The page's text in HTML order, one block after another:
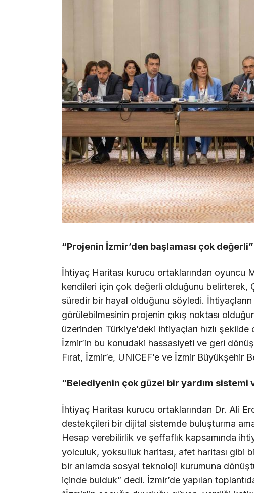
“Projenin İzmir’den başlaması çok değerli”
İhtiyaç Haritası kurucu ortaklarından oyuncu
kendileri için çok değerli olduğunu belirterek,
süredir bir hayal olduğunu söyledi.
görülebilmesinin projenin çıkış noktası
üzerinden Türkiye’deki ihtiyaçları hızlı
İzmir’in bu konudaki hassasiyeti ve geri
Fırat, İzmir’e, UNICEF’e ve İzmir Büyükşehir
“Belediyenin çok güzel bir yardım sistemi
İhtiyaç Haritası kurucu ortaklarından Dr. Ali
destekçileri bir dijital sistemde buluşturma
Hesap verebilirlik ve şeffaflık kapsamında
yolculuk, yoksulluk haritası, afet haritası gibi
bir anlamda sosyal teknoloji kurumuna
içinde bulduk” dedi. İzmir’de yapılan